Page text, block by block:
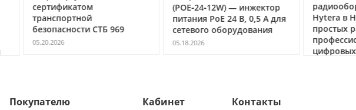
сертификатом
транспортной
безопасности СТБ 969
05.20.2026
(POE‑24‑12W) — инжектор
питания PoE 24 В, 0,5 А для
сетевого оборудования
05.18.2026
Hytera в
простых
цифровых
Покупателю Кабинет Контакты